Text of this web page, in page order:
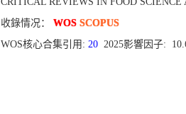
收錄情况： WOS SCOPUS
WOS核心合集引用: 20 2025影響因子: